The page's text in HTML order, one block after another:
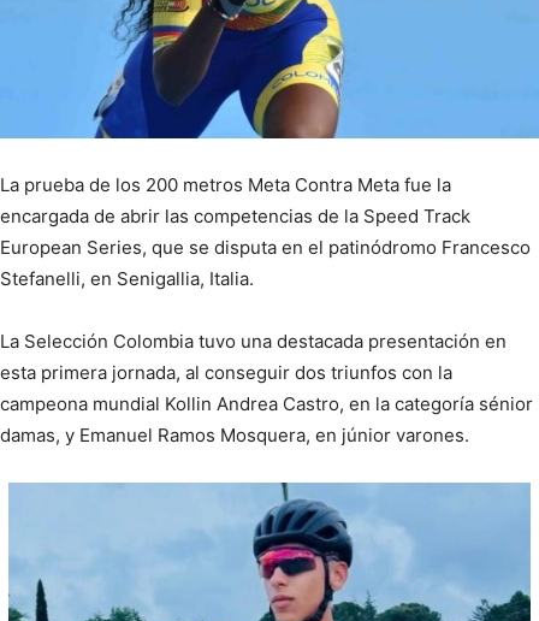
La prueba de los 200 metros Meta Contra Meta fue la
encargada de abrir las competencias de la Speed Track
European Series, que se disputa en el patinódromo Francesco
Stefanelli, en Senigallia, Italia.
La Selección Colombia tuvo una destacada presentación en
esta primera jornada, al conseguir dos triunfos con la
campeona mundial Kollin Andrea Castro, en la categoría sénior
damas, y Emanuel Ramos Mosquera, en júnior varones.